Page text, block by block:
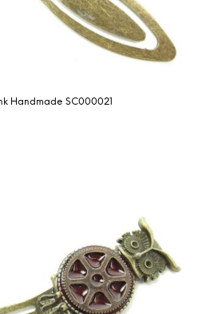
Handmade SC000021